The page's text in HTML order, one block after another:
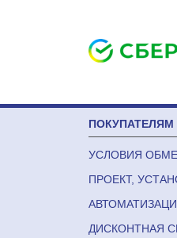
ПОКУПАТЕЛЯМ
УСЛОВИЯ
ПРОЕКТ,
ДИСКОНТНАЯ